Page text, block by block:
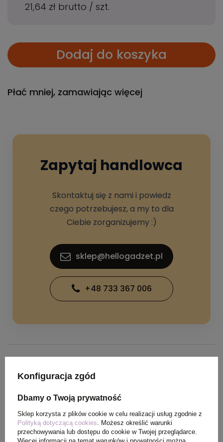
21,64 zł brutto / szt.
Dodaj do koszyka
Płać mniej, zamawiając więcej
Zapytaj handlowca
Skontaktuj się z nami i powiedz
czego potrzebujesz, a my to dla
Ciebie zorganizujemy :)
sklep@hellogadzet.pl
+48 733 367 006
SPECYFIKACJA PRODUKTU
Waga
produktu (g)
0,180 kg
Konfiguracja zgód
Dbamy o Twoją prywatność
Sklep korzysta z plików cookie w celu realizacji usług zgodnie z
Polityką dotyczącą cookies . Możesz określić warunki
przechowywania lub dostępu do cookie w Twojej przeglądarce.